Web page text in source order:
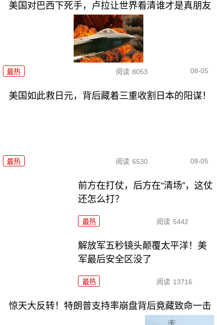
美国对巴西下死手，卢拉让世界看清谁才是真朋友
最热 阅读 8053 08-05
美国如此救日元，背后藏着三重收割日本的阳谋！
最热 阅读 6530 08-05
前方在打仗，后方在“清场”，这仗
还怎么打？
最热 阅读 5442
解放军五秒镜头颠覆太平洋！美
军最后安全区没了
最热 阅读 13716
惊天大反转！特朗普支持率崩盘背后竟藏致命一击